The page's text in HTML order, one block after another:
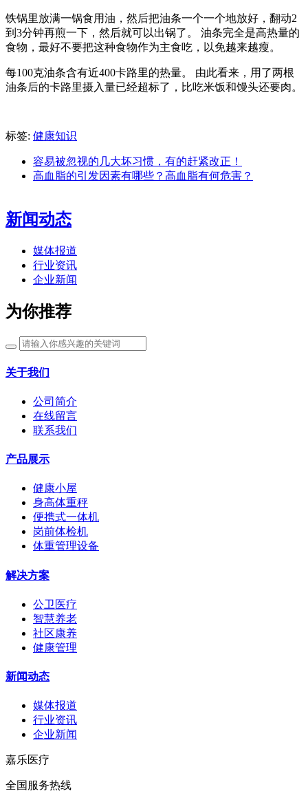
铁锅里放满一锅食用油，然后把油条一个一个地放好，翻动2
到3分钟再煎一下，然后就可以出锅了。 油条完全是高热量的
食物，最好不要把这种食物作为主食吃，以免越来越瘦。
每100克油条含有近400卡路里的热量。 由此看来，用了两根
油条后的卡路里摄入量已经超标了，比吃米饭和馒头还要肉。
标签: 健康知识
容易被忽视的几大坏习惯，有的赶紧改正！
高血脂的引发因素有哪些？高血脂有何危害？
新闻动态
媒体报道
行业资讯
企业新闻
为你推荐
关于我们
公司简介
在线留言
联系我们
产品展示
健康小屋
身高体重秤
便携式一体机
岗前体检机
体重管理设备
解决方案
公卫医疗
智慧养老
社区康养
健康管理
新闻动态
媒体报道
行业资讯
企业新闻
嘉乐医疗
全国服务热线